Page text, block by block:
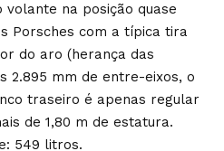
na posição quase
Porsches com a típica tira
do aro (herança das
2.895 mm de entre-eixos, o
traseiro é apenas regular
de 1,80 m de estatura.
549 litros.